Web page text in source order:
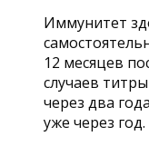
Иммунитет
12 месяцев
случаев
через два
уже через год.